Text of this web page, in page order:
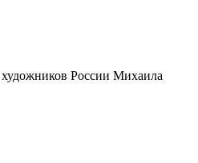
художников России Михаила